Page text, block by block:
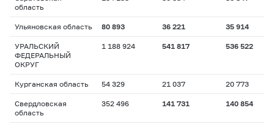
область
Ульяновская область 80 893 36 221 35 914
УРАЛЬСКИЙ
ФЕДЕРАЛЬНЫЙ
ОКРУГ
1 188 924 541 817 536 522
Курганская область 54 329 21 037 20 773
Свердловская
область
352 496 141 731 140 854